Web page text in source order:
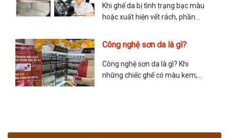
Chúc quý anh chị có trải nghiệm
tuyệt vời với dòng Ceramic
Khi ghế da bị tình trạng bạc màu
hoặc xuất hiện vết rách, phần
việc nên bọc ghế da lại hay sơn
ghế da? Sau đây là chia sẻ của
anh Tuấn Sơn Da về vấn đề này
để giúp mọi người lựa
Công nghệ sơn da là gì?
Công nghệ sơn da là gì? Khi
những chiếc ghế có màu kem,
bên trong mà được sơn phủ bên